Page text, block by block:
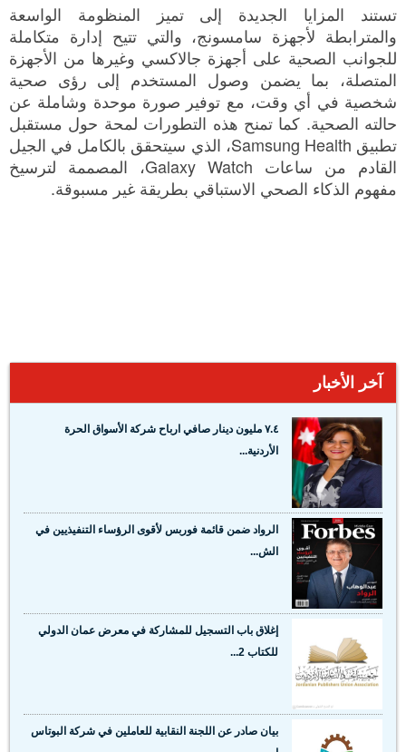
تستند المزايا الجديدة إلى تميز المنظومة الواسعة
والمترابطة لأجهزة سامسونج، والتي تتيح إدارة متكاملة
للجوانب الصحية على أجهزة جالاكسي وغيرها من الأجهزة
المتصلة، بما يضمن وصول المستخدم إلى رؤى صحية
شخصية في أي وقت، مع توفير صورة موحدة وشاملة عن
حالته الصحية. كما تمنح هذه التطورات لمحة حول مستقبل
تطبيق Samsung Health، الذي سيتحقق بالكامل في الجيل
القادم من ساعات Galaxy Watch، المصممة لترسيخ
مفهوم الذكاء الصحي الاستباقي بطريقة غير مسبوقة.
آخر الأخبار
٧.٤ مليون دينار صافي ارباح شركة الأسواق الحرة
الأردنية...
الرواد ضمن قائمة فوربس لأقوى الرؤساء التنفيذيين في
الش...
إغلاق باب التسجيل للمشاركة في معرض عمان الدولي
للكتاب 2...
بيان صادر عن اللجنة النقابية للعاملين في شركة البوتاس